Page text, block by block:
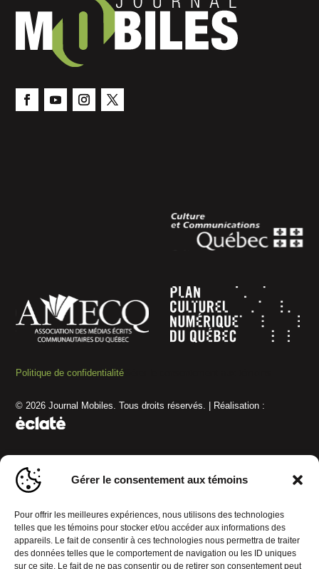
Gérer le consentement aux témoins
Pour offrir les meilleures expériences, nous utilisons des technologies
telles que les témoins pour stocker et/ou accéder aux informations des
appareils. Le fait de consentir à ces technologies nous permettra de traiter
des données telles que le comportement de navigation ou les ID uniques
sur ce site. Le fait de ne pas consentir ou de retirer son consentement peut
Politique de confidentialité
© 2026 Journal Mobiles. Tous droits réservés. | Réalisation :